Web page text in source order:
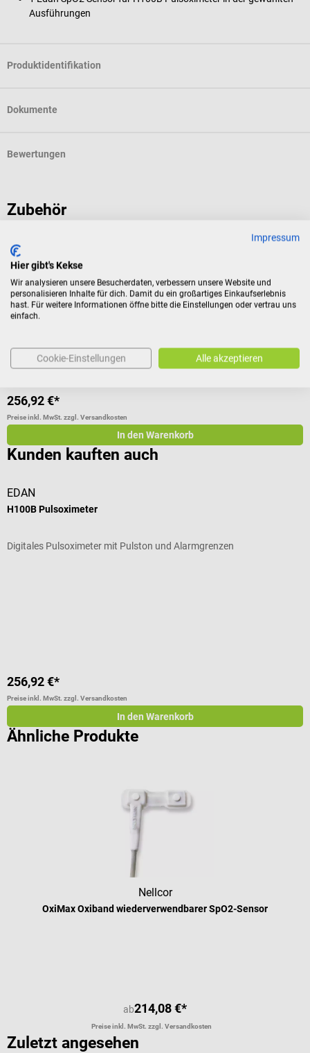
Ausführungen
Produktidentifikation
Dokumente
Bewertungen
Zubehör
EDAN
H100B Pulsoximeter
Digitales Pulsoximeter mit Pulston und Alarmgrenzen
256,92 €*
Preise inkl. MwSt. zzgl. Versandkosten
In den Warenkorb
Kunden kauften auch
EDAN
H100B Pulsoximeter
Digitales Pulsoximeter mit Pulston und Alarmgrenzen
256,92 €*
Preise inkl. MwSt. zzgl. Versandkosten
In den Warenkorb
Ähnliche Produkte
Nellcor
OxiMax Oxiband wiederverwendbarer SpO2-Sensor
ab214,08 €*
Preise inkl. MwSt. zzgl. Versandkosten
Zuletzt angesehen
Impressum
Hier gibt's Kekse
Wir analysieren unsere Besucherdaten, verbessern unsere Website und
personalisieren Inhalte für dich. Damit du ein großartiges Einkaufserlebnis
hast. Für weitere Informationen öffne bitte die Einstellungen oder vertrau uns
einfach.
Cookie-Einstellungen Alle akzeptieren